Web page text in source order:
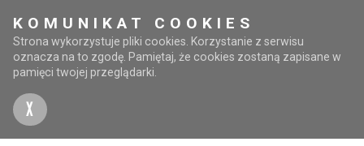
KOMUNIKAT COOKIES
Strona wykorzystuje pliki cookies. Korzystanie z serwisu
oznacza na to zgodę. Pamiętaj, że cookies zostaną zapisane w
pamięci twojej przeglądarki.
X